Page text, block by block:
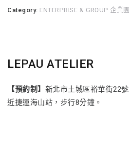
Category: ENTERPRISE & GROUP 企業
LEPAU ATELIER
【預約制】 新北市土城區裕華街22
近捷運海山站，步行8分鐘。